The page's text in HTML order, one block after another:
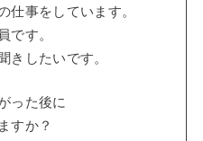
仕事をしています。
です。
きしたいです。
った後に
すか？